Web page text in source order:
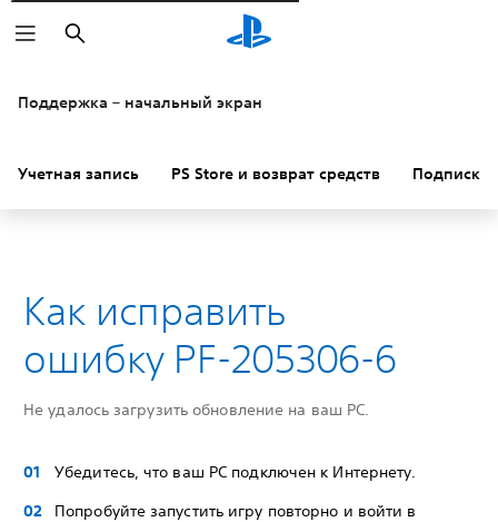
Поиск
Поддержка – начальный экран
Учетная запись PS Store и возврат средств Подписки
Как исправить
ошибку PF-205306-6
Не удалось загрузить обновление на ваш PC.
Убедитесь, что ваш PC подключен к Интернету.
Попробуйте запустить игру повторно и войти в